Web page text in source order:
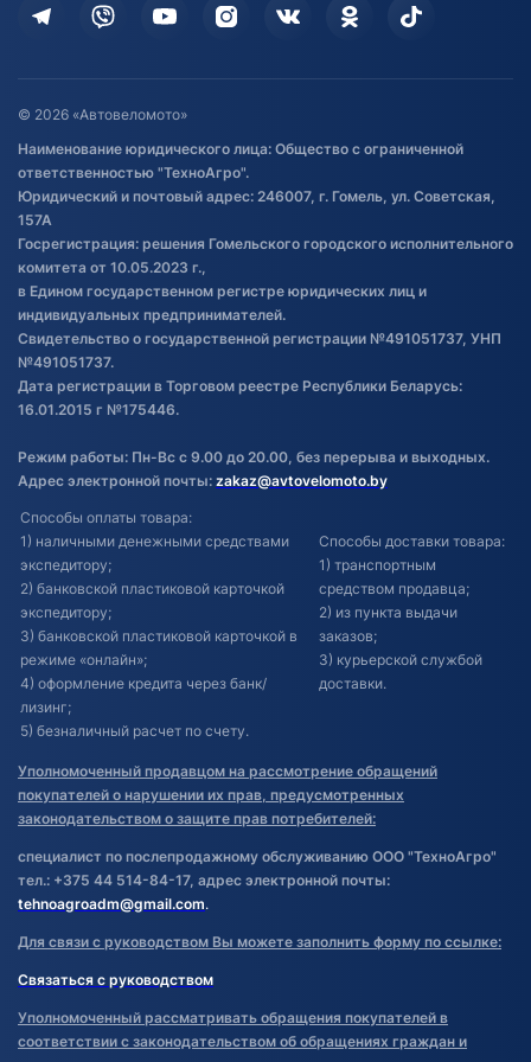
Дополнительные услуги
Оставить отзыв
Договор публичной оферты
Обработка файлов cookie
Постановка транспорта на учет
Обновления в ЭПТС 2024
© 2026 «Автовеломото»
Наименование юридического лица: Общество с ограниченной
ответственностью "ТехноАгро".
Юридический и почтовый адрес: 246007, г. Гомель, ул. Советская,
157А
Госрегистрация: решения Гомельского городского исполнительного
комитета от 10.05.2023 г.,
в Едином государственном регистре юридических лиц и
индивидуальных предпринимателей.
Свидетельство о государственной регистрации №491051737, УНП
№491051737.
Дата регистрации в Торговом реестре Республики Беларусь:
16.01.2015 г №175446.
Режим работы: Пн-Вс с 9.00 до 20.00, без перерыва и выходных.
Адрес электронной почты: zakaz@avtovelomoto.by
Способы оплаты товара:
1) наличными денежными средствами
экспедитору;
2) банковской пластиковой карточкой
экспедитору;
3) банковской пластиковой карточкой в
режиме «онлайн»;
4) оформление кредита через банк/
лизинг;
5) безналичный расчет по счету.
Способы доставки товара:
1) транспортным
средством продавца;
2) из пункта выдачи
заказов;
3) курьерской службой
доставки.
Уполномоченный продавцом на рассмотрение обращений
покупателей о нарушении их прав, предусмотренных
законодательством о защите прав потребителей:
специалист по послепродажному обслуживанию ООО "ТехноАгро"
тел.: +375 44 514-84-17, адрес электронной почты:
tehnoagroadm@gmail.com.
Для связи с руководством Вы можете заполнить форму по ссылке:
Связаться с руководством
Уполномоченный рассматривать обращения покупателей в
соответствии с законодательством об обращениях граждан и